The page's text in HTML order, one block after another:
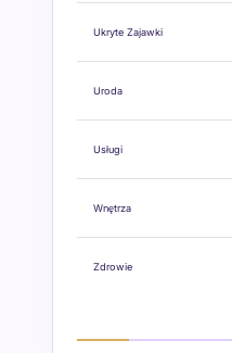
Ukryte Zajawki
Uroda
Usługi
Wnętrza
Zdrowie